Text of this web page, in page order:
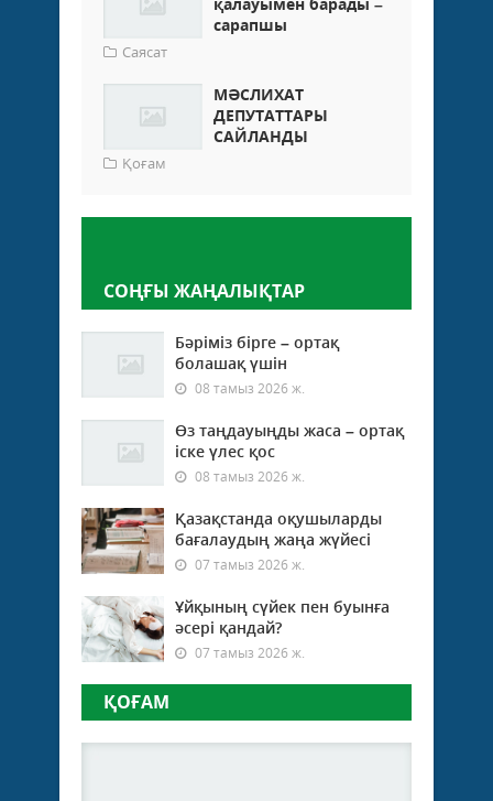
қалауымен барады –
сарапшы
Саясат
МӘСЛИХАТ
ДЕПУТАТТАРЫ
САЙЛАНДЫ
Қоғам
СОҢҒЫ ЖАҢАЛЫҚТАР
Бәріміз бірге – ортақ
болашақ үшін
08 тамыз 2026 ж.
Өз таңдауыңды жаса – ортақ
іске үлес қос
08 тамыз 2026 ж.
Қазақстанда оқушыларды
бағалаудың жаңа жүйесі
07 тамыз 2026 ж.
Ұйқының сүйек пен буынға
әсері қандай?
07 тамыз 2026 ж.
ҚОҒАМ